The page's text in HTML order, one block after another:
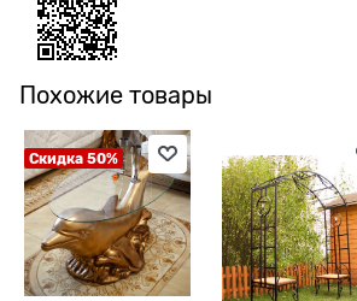
Похожие товары
Скидка 50%